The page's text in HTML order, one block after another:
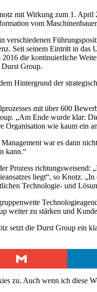
mit Wirkung zum 1. April
vom
verschiedenen
Seit seinem Eintritt in das
die kontinuierliche
Group.
Hintergrund der
mit über 600
„Am Ende wurde klar:
Organisation wie kaum ein
war es dann
kann.“
Prozess richtungsweisend:
liegt“, so Knotz.
Technologie- und
weiter zu stärken und
setzt die Durst Group ein
Gmail
zu. Auch wenn ich diese